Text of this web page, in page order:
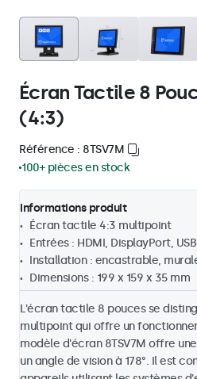
Écran Tactile 8
(4:3)
Référence : 8TSV7M
100+ pièces en stock
Informations produit
Écran tactile 4:3 multipoint
Entrées : HDMI, DisplayPort,
Installation : encastrable,
Dimensions : 199 x 159 x 35 mm
L'écran tactile 8 pouces se
multipoint qui offre un
modèle d'écran 8TSV7M offre
un angle de vision à 178°. Il est